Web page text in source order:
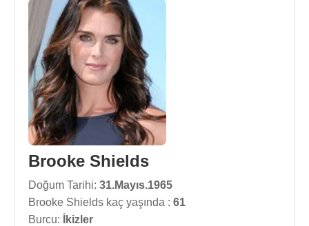
Brooke Shields
Doğum Tarihi: 31.Mayıs.1965
Brooke Shields kaç yaşında : 61
Burcu:
İkizler